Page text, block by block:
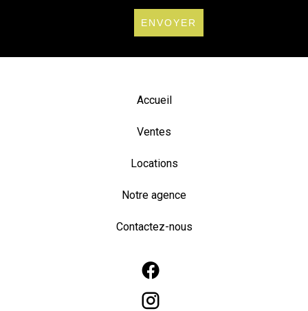
ENVOYER
Accueil
Ventes
Locations
Notre agence
Contactez-nous